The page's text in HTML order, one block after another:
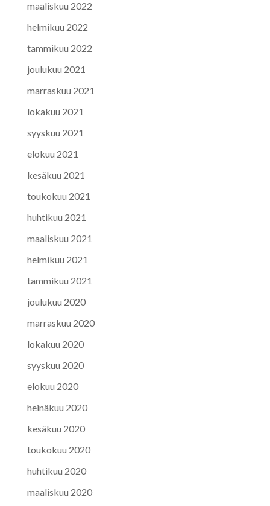
maaliskuu 2022
helmikuu 2022
tammikuu 2022
joulukuu 2021
marraskuu 2021
lokakuu 2021
syyskuu 2021
elokuu 2021
kesäkuu 2021
toukokuu 2021
huhtikuu 2021
maaliskuu 2021
helmikuu 2021
tammikuu 2021
joulukuu 2020
marraskuu 2020
lokakuu 2020
syyskuu 2020
elokuu 2020
heinäkuu 2020
kesäkuu 2020
toukokuu 2020
huhtikuu 2020
maaliskuu 2020